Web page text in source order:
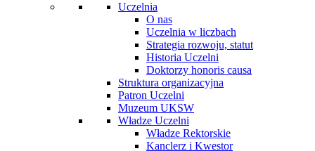
Uczelnia
O nas
Uczelnia w liczbach
Strategia rozwoju, statut
Historia Uczelni
Doktorzy honoris causa
Struktura organizacyjna
Patron Uczelni
Muzeum UKSW
Władze Uczelni
Władze Rektorskie
Kanclerz i Kwestor